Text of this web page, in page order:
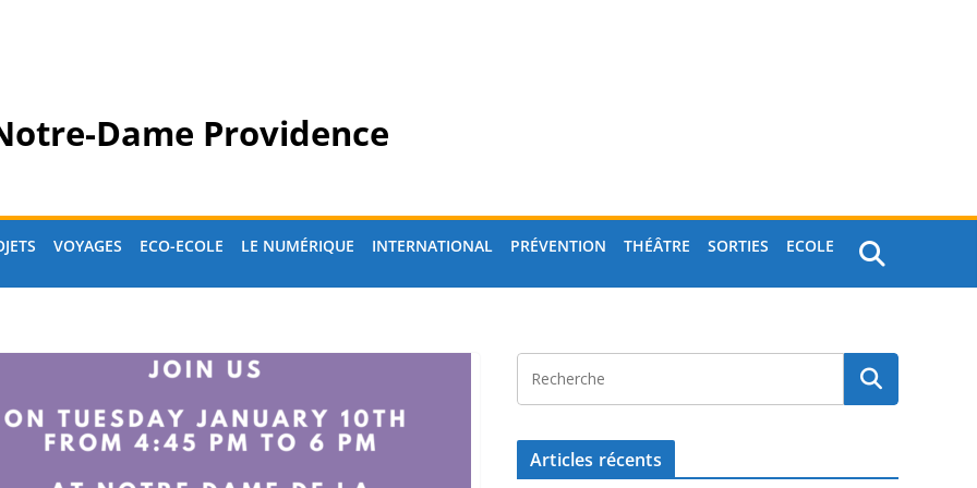
Dame Providence
VOYAGES ECO-ECOLE LE NUMÉRIQUE INTERNATIONAL PRÉVENTION THÉÂTRE SORTIES ECOLE
Articles récents